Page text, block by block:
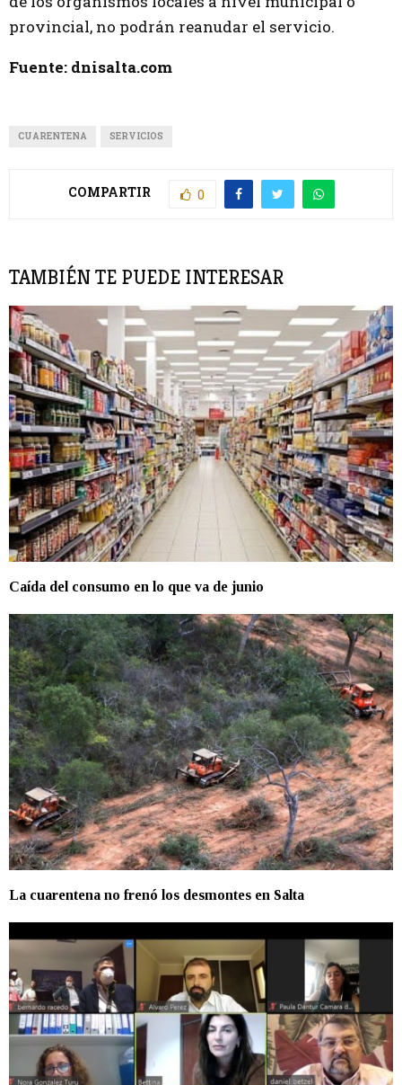
provincial, no podrán reanudar el servicio.
Fuente: dnisalta.com
CUARENTENA SERVICIOS
COMPARTIR 0
TAMBIÉN TE PUEDE INTERESAR
Caída del consumo en lo que va de junio
La cuarentena no frenó los desmontes en Salta